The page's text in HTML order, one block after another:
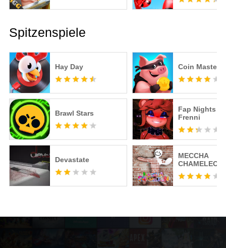
Spitzenspiele
Hay Day
Brawl Stars
Devastate
Coin Master
Fap Nights at
Frenni
MECCHA
CHAMELEON